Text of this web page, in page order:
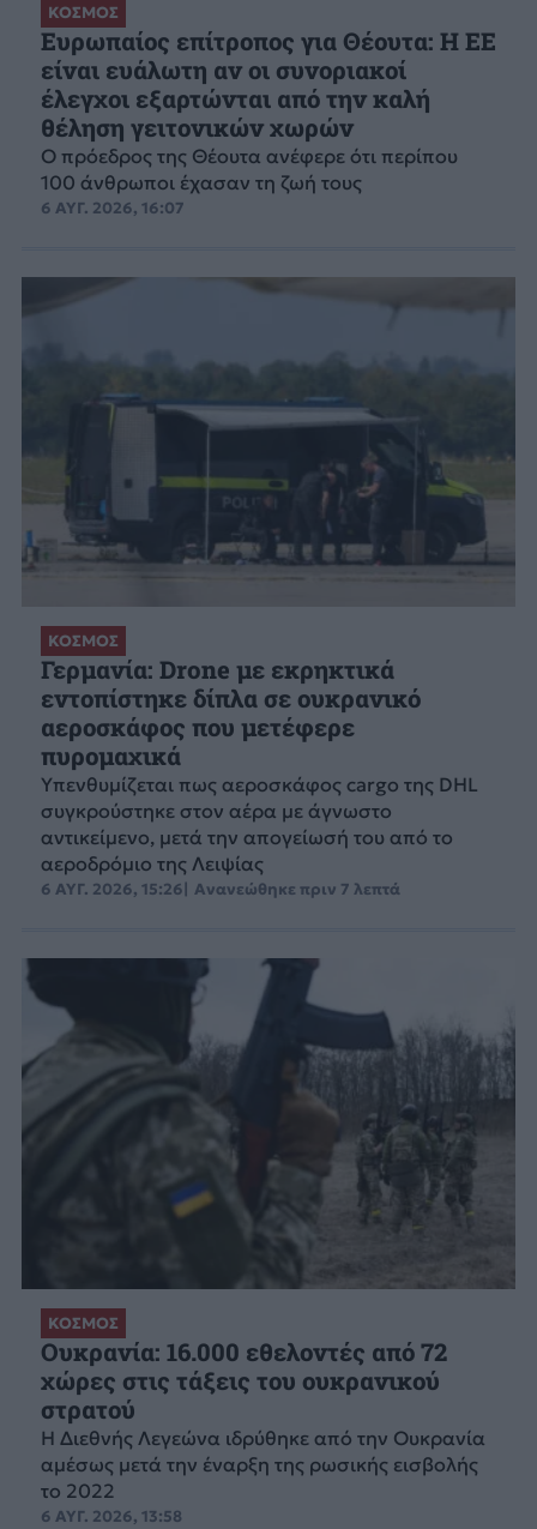
ΚΟΣΜΟΣ
Ευρωπαίος επίτροπος για Θέουτα: Η ΕΕ
είναι ευάλωτη αν οι συνοριακοί
έλεγχοι εξαρτώνται από την καλή
θέληση γειτονικών χωρών
Ο πρόεδρος της Θέουτα ανέφερε ότι περίπου
100 άνθρωποι έχασαν τη ζωή τους
6 ΑΥΓ. 2026, 16:07
ΚΟΣΜΟΣ
Γερμανία: Drone με εκρηκτικά
εντοπίστηκε δίπλα σε ουκρανικό
αεροσκάφος που μετέφερε
πυρομαχικά
Υπενθυμίζεται πως αεροσκάφος cargo της DHL
συγκρούστηκε στον αέρα με άγνωστο
αντικείμενο, μετά την απογείωσή του από το
αεροδρόμιο της Λειψίας
6 ΑΥΓ. 2026, 15:26 Ανανεώθηκε πριν 7 λεπτά
ΚΟΣΜΟΣ
Ουκρανία: 16.000 εθελοντές από 72
χώρες στις τάξεις του ουκρανικού
στρατού
Η Διεθνής Λεγεώνα ιδρύθηκε από την Ουκρανία
αμέσως μετά την έναρξη της ρωσικής εισβολής
το 2022
6 ΑΥΓ. 2026, 13:58